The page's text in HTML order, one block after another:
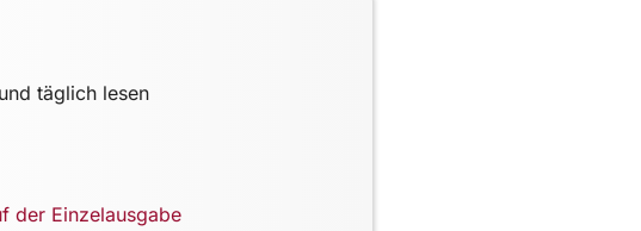
täglich lesen
der Einzelausgabe